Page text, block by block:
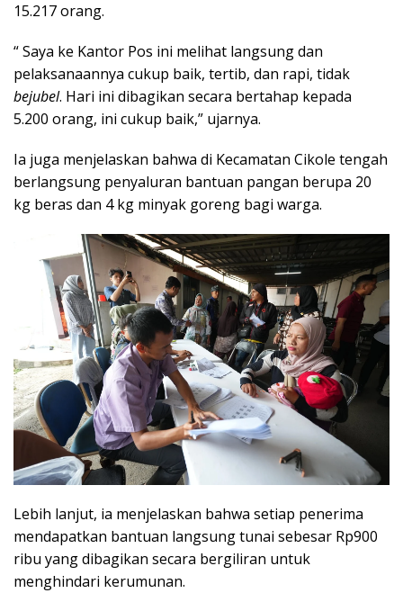
15.217 orang.
“ Saya ke Kantor Pos ini melihat langsung dan
pelaksanaannya cukup baik, tertib, dan rapi, tidak
bejubel. Hari ini dibagikan secara bertahap kepada
5.200 orang, ini cukup baik,” ujarnya.
Ia juga menjelaskan bahwa di Kecamatan Cikole tengah
berlangsung penyaluran bantuan pangan berupa 20
kg beras dan 4 kg minyak goreng bagi warga.
Lebih lanjut, ia menjelaskan bahwa setiap penerima
mendapatkan bantuan langsung tunai sebesar Rp900
ribu yang dibagikan secara bergiliran untuk
menghindari kerumunan.